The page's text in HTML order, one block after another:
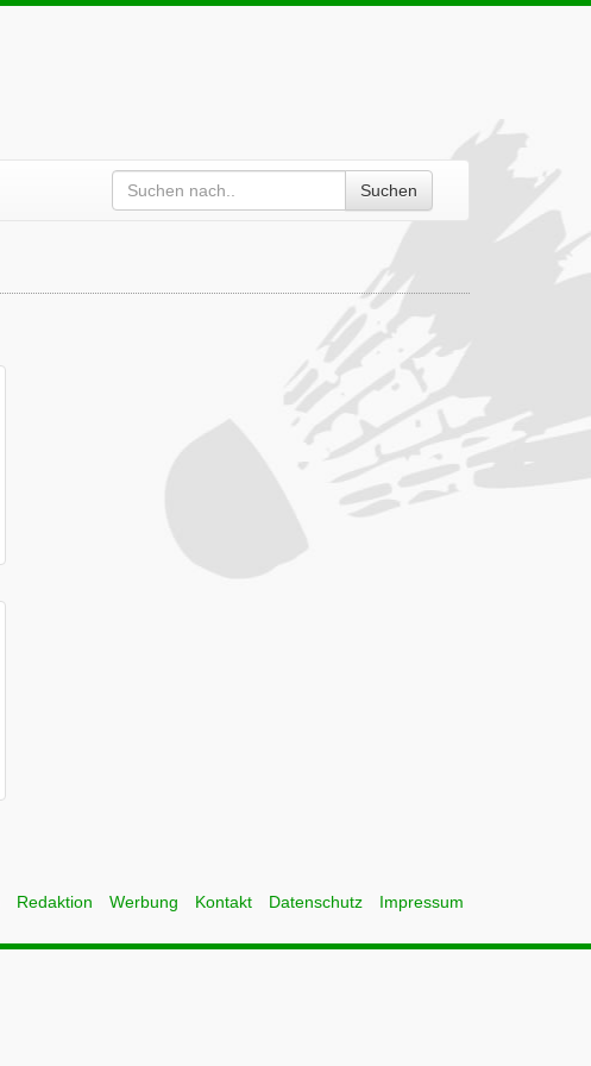
Suchen
Redaktion Werbung Kontakt Datenschutz Impressum